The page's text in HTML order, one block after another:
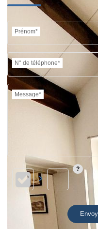
Prénom*
N° de téléphone*
Message*